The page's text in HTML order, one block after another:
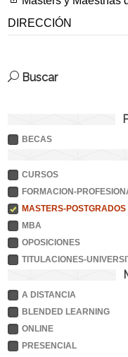
DIRECCIÓN
Buscar
BECAS
CURSOS
FORMACION-
MASTERS-POSTGRADOS
MBA
OPOSICIONES
TITULACIONES-
A DISTANCIA
BLENDED LEARNING
ONLINE
PRESENCIAL